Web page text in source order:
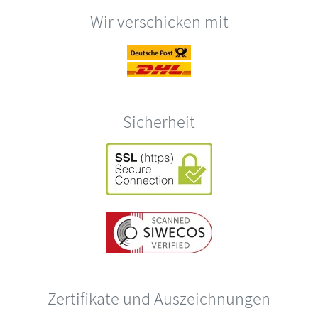
Wir verschicken mit
Sicherheit
Zertifikate und Auszeichnungen